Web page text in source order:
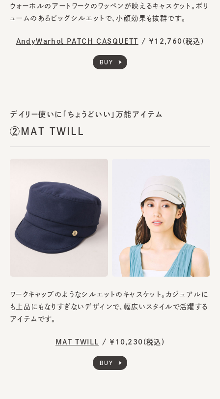
ウォーホルのアートワークのワッペンが映えるキャスケット。ボリ
ュームのあるビッグシルエットで、小顔効果も抜群です。
AndyWarhol PATCH CASQUETT / ￥12,760(税込)
BUY
デイリー使いに「ちょうどいい」万能アイテム
②MAT TWILL
ワークキャップのようなシルエットのキャスケット。カジュアルに
も上品にもなりすぎないデザインで、幅広いスタイルで活躍する
アイテムです。
MAT TWILL / ￥10,230(税込)
BUY